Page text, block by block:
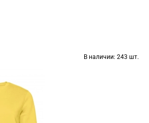
В наличии: 243 шт.